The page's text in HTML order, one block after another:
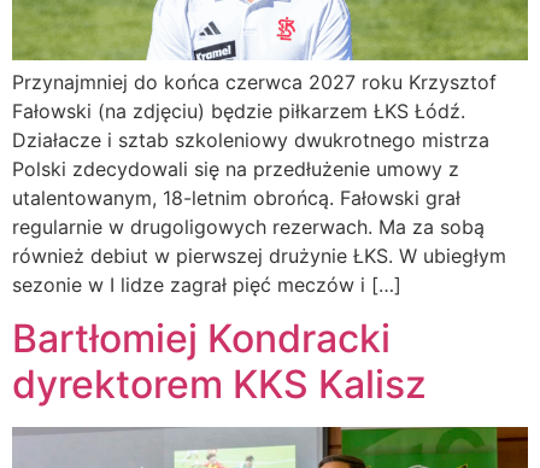
Przynajmniej do końca czerwca 2027 roku Krzysztof
Fałowski (na zdjęciu) będzie piłkarzem ŁKS Łódź.
Działacze i sztab szkoleniowy dwukrotnego mistrza
Polski zdecydowali się na przedłużenie umowy z
utalentowanym, 18-letnim obrońcą. Fałowski grał
regularnie w drugoligowych rezerwach. Ma za sobą
również debiut w pierwszej drużynie ŁKS. W ubiegłym
sezonie w I lidze zagrał pięć meczów i […]
Bartłomiej Kondracki
dyrektorem KKS Kalisz